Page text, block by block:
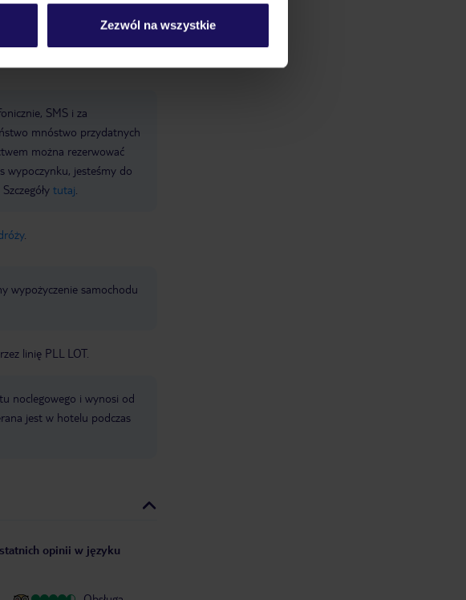
Zezwól na wszystkie
SMS i za
mnóstwo przydatnych
można rezerwować
wypoczynku, jesteśmy do
tutaj
.
wypożyczenie samochodu
linię PLL LOT.
noclegowego i wynosi od
jest w hotelu podczas
opinii w języku